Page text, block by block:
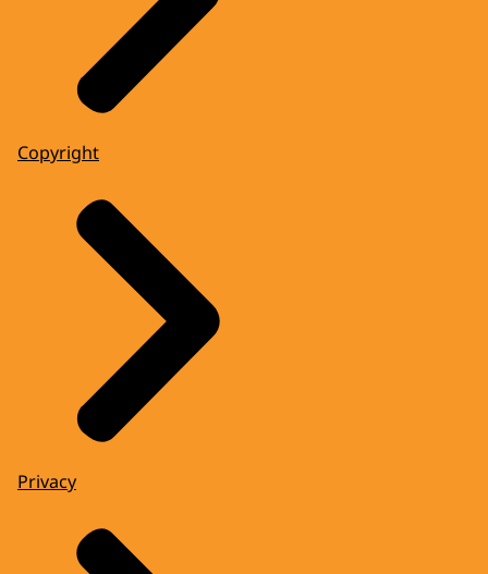
Copyright
Privacy